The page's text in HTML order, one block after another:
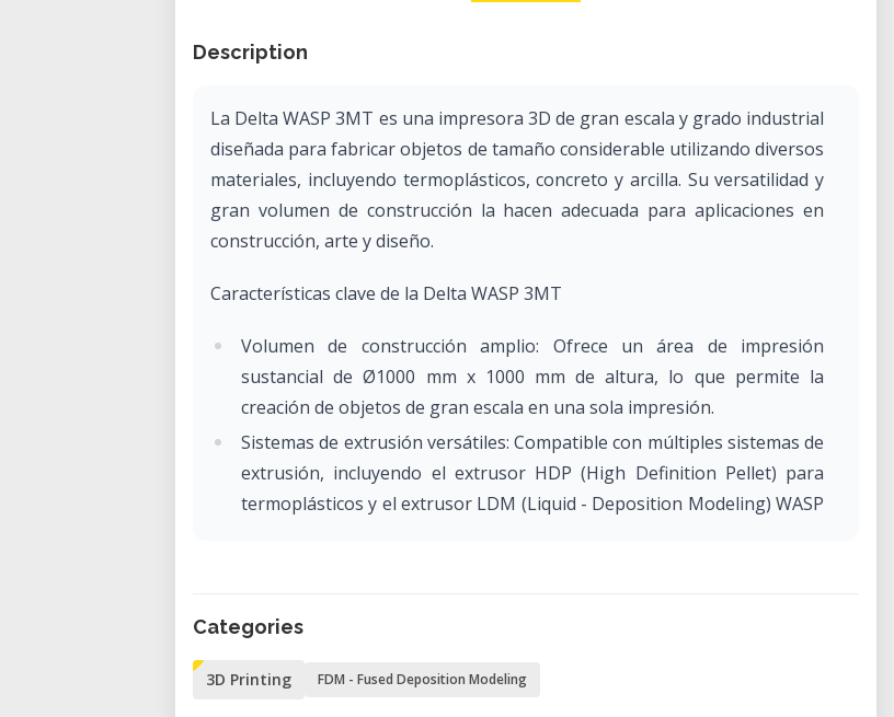
Description
La Delta WASP 3MT es una impresora 3D de gran escala y grado industrial
diseñada para fabricar objetos de tamaño considerable utilizando diversos
materiales, incluyendo termoplásticos, concreto y arcilla. Su versatilidad y
gran volumen de construcción la hacen adecuada para aplicaciones en
construcción, arte y diseño.
Características clave de la Delta WASP 3MT
Volumen de construcción amplio: Ofrece un área de impresión
sustancial de Ø1000 mm x 1000 mm de altura, lo que permite la
creación de objetos de gran escala en una sola impresión.
Sistemas de extrusión versátiles: Compatible con múltiples sistemas de
extrusión, incluyendo el extrusor HDP (High Definition Pellet) para
termoplásticos y el extrusor LDM (Liquid - Deposition Modeling) WASP
facilita la impresión eficiente a gran escala.
temperaturas de cámara de hasta 150°C para asegurar una adhesión
Categories
3D Printing FDM - Fused Deposition Modeling